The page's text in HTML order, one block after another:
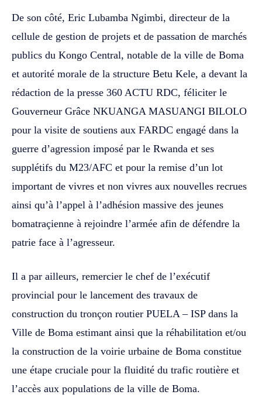
De son côté, Eric Lubamba Ngimbi, directeur de la
cellule de gestion de projets et de passation de marchés
publics du Kongo Central, notable de la ville de Boma
et autorité morale de la structure Betu Kele, a devant la
rédaction de la presse 360 ACTU RDC, féliciter le
Gouverneur Grâce NKUANGA MASUANGI BILOLO
pour la visite de soutiens aux FARDC engagé dans la
guerre d’agression imposé par le Rwanda et ses
supplétifs du M23/AFC et pour la remise d’un lot
important de vivres et non vivres aux nouvelles recrues
ainsi qu’à l’appel à l’adhésion massive des jeunes
bomatraçienne à rejoindre l’armée afin de défendre la
patrie face à l’agresseur.
Il a par ailleurs, remercier le chef de l’exécutif
provincial pour le lancement des travaux de
construction du tronçon routier PUELA – ISP dans la
Ville de Boma estimant ainsi que la réhabilitation et/ou
la construction de la voirie urbaine de Boma constitue
une étape cruciale pour la fluidité du trafic routière et
l’accès aux populations de la ville de Boma.